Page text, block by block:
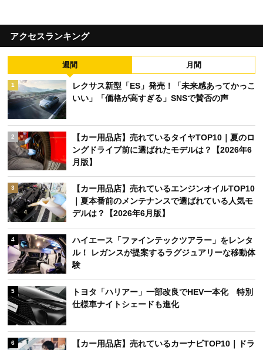
アクセスランキング
週間 月間
1
レクサス新型「ES」発売！「未来感あってかっこ
いい」「価格が高すぎる」SNSで賛否の声
2
【カー用品店】売れているタイヤTOP10｜夏のロ
ングドライブ前に選ばれたモデルは？【2026年6
月版】
3
【カー用品店】売れているエンジンオイルTOP10
｜夏本番前のメンテナンスで選ばれている人気モ
デルは？【2026年6月版】
4
ハイエース「ファインテックツアラー」をレンタ
ル！ レガンスが提案するラグジュアリーな移動体
験
5
トヨタ「ハリアー」一部改良でHEV一本化 特別
仕様車ナイトシェードも進化
6
【カー用品店】売れているカーナビTOP10｜ドラ